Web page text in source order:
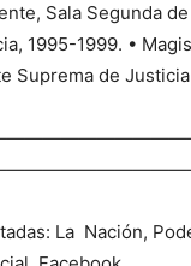
Sala Segunda
1995-1999. •
Suprema de
La Nación,